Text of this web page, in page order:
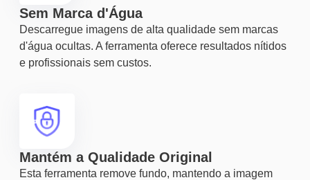
Sem Marca d'Água
Descarregue imagens de alta qualidade sem marcas
d'água ocultas. A ferramenta oferece resultados nítidos
e profissionais sem custos.
Mantém a Qualidade Original
Esta ferramenta remove fundo, mantendo a imagem